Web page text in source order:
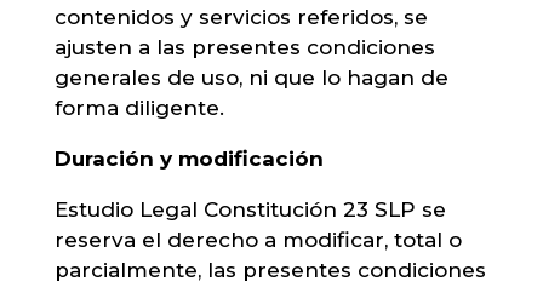
contenidos y servicios referidos, se
ajusten a las presentes condiciones
generales de uso, ni que lo hagan de
forma diligente.
Duración y modificación
Estudio Legal Constitución 23 SLP se
reserva el derecho a modificar, total o
parcialmente, las presentes condiciones